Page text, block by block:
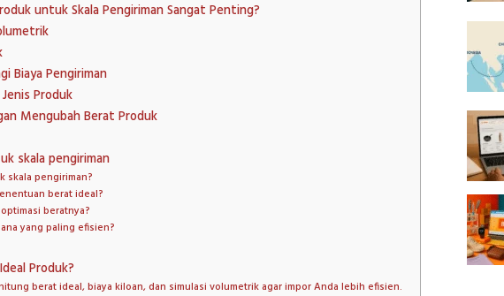
untuk Skala Pengiriman Sangat Penting?
Biaya Pengiriman
Produk
Mengubah Berat Produk
skala pengiriman
skala pengiriman?
berat ideal?
beratnya?
yang paling efisien?
Produk?
berat ideal, biaya kiloan, dan simulasi volumetrik agar impor Anda lebih efisien.